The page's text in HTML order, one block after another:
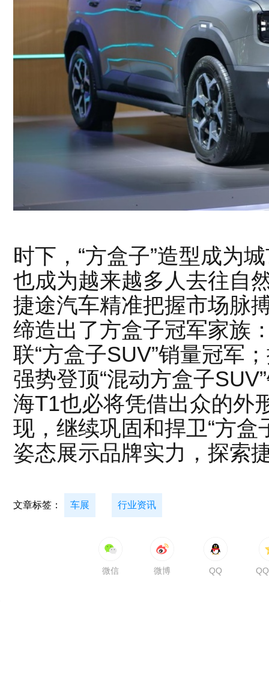
时下，“方盒子”造型成为
也成为越来越多人去往自
捷途汽车精准把握市场脉
缔造出了方盒子冠军家族
联“方盒子SUV”销量冠军
强势登顶“混动方盒子
海T1也必将凭借出众的外
现，继续巩固和捍卫“方盒
姿态展示品牌实力，探索
文章标签： 车展 行业资讯
微信 微博 QQ